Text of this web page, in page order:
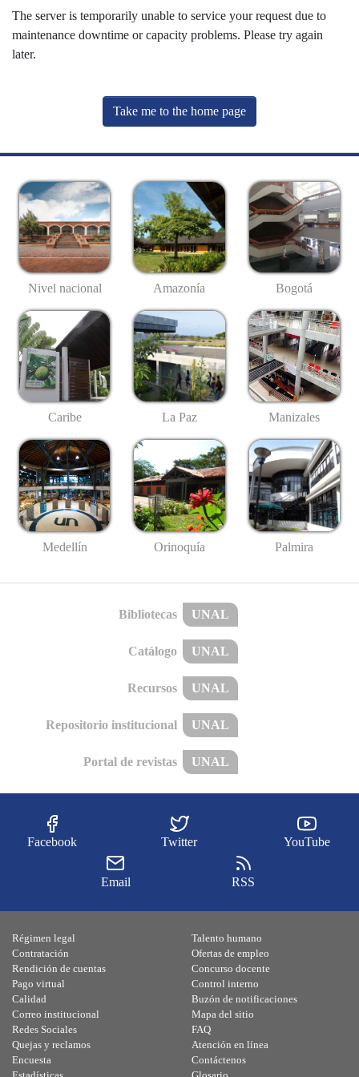
The server is temporarily unable to service your request due to
maintenance downtime or capacity problems. Please try again
later.
Take me to the home page
Nivel nacional Amazonía Bogotá
Caribe La Paz Manizales
Medellín Orinoquía Palmira
Bibliotecas UNAL
Catálogo UNAL
Recursos UNAL
Repositorio institucional UNAL
Portal de revistas UNAL
Facebook Twitter YouTube
Email RSS
Régimen legal
Contratación
Rendición de cuentas
Pago virtual
Calidad
Talento humano
Ofertas de empleo
Concurso docente
Control interno
Buzón de notificaciones
Correo institucional
Redes Sociales
Quejas y reclamos
Encuesta
Mapa del sitio
FAQ
Atención en línea
Contáctenos